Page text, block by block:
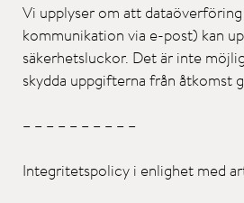
Vi upplyser om att
kommunikation via e-post) kan
säkerhetsluckor. Det är inte
skydda uppgifterna från åtkomst
– – – – – – – – – –
Integritetspolicy i enlighet med